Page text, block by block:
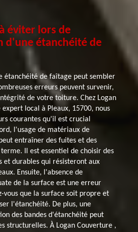
éviter lors de
d'une étanchéité de
étanchéité de faîtage peut sembler
erreurs peuvent survenir,
de votre toiture. Chez Logan
local à Pleaux, 15700, nous
courantes qu'il est crucial
l'usage de matériaux de
entraîner des fuites et des
Il est essentiel de choisir des
et durables qui résisteront aux
Ensuite, l'absence de
de la surface est une erreur
vous que la surface soit propre et
l'étanchéité. De plus, une
des bandes d'étanchéité peut
structurelles. À Logan Couverture ,